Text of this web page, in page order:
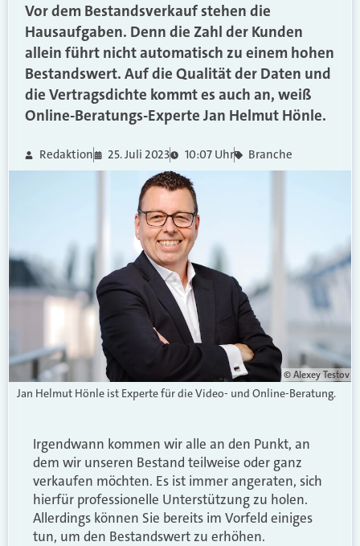
Vor dem Bestandsverkauf stehen die
Hausaufgaben. Denn die Zahl der Kunden
allein führt nicht automatisch zu einem hohen
Bestandswert. Auf die Qualität der Daten und
die Vertragsdichte kommt es auch an, weiß
Online-Beratungs-Experte Jan Helmut Hönle.
Redaktion 25. Juli 2023 10:07 Uhr Branche
© Alexey Testov
Jan Helmut Hönle ist Experte für die Video- und Online-Beratung.
Irgendwann kommen wir alle an den Punkt, an
dem wir unseren Bestand teilweise oder ganz
verkaufen möchten. Es ist immer angeraten, sich
hierfür professionelle Unterstützung zu holen.
Allerdings können Sie bereits im Vorfeld einiges
tun, um den Bestandswert zu erhöhen.